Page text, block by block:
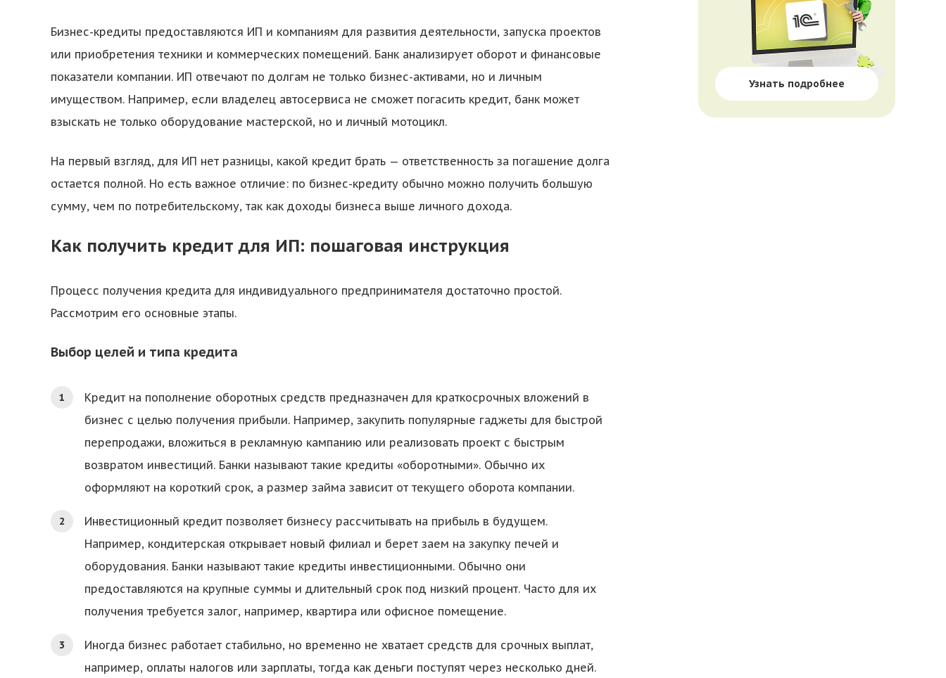
Бизнес-кредиты предоставляются ИП и компаниям для развития деятельности, запуска проектов
или приобретения техники и коммерческих помещений. Банк анализирует оборот и финансовые
показатели компании. ИП отвечают по долгам не только бизнес-активами, но и личным
имуществом. Например, если владелец автосервиса не сможет погасить кредит, банк может
взыскать не только оборудование мастерской, но и личный мотоцикл.
На первый взгляд, для ИП нет разницы, какой кредит брать — ответственность за погашение долга
остается полной. Но есть важное отличие: по бизнес-кредиту обычно можно получить большую
сумму, чем по потребительскому, так как доходы бизнеса выше личного дохода.
Как получить кредит для ИП: пошаговая инструкция
Процесс получения кредита для индивидуального предпринимателя достаточно простой.
Рассмотрим его основные этапы.
Выбор целей и типа кредита
Кредит на пополнение оборотных средств предназначен для краткосрочных вложений в
бизнес с целью получения прибыли. Например, закупить популярные гаджеты для быстрой
перепродажи, вложиться в рекламную кампанию или реализовать проект с быстрым
возвратом инвестиций. Банки называют такие кредиты «оборотными». Обычно их
оформляют на короткий срок, а размер займа зависит от текущего оборота компании.
Инвестиционный кредит позволяет бизнесу рассчитывать на прибыль в будущем.
Например, кондитерская открывает новый филиал и берет заем на закупку печей и
оборудования. Банки называют такие кредиты инвестиционными. Обычно они
предоставляются на крупные суммы и длительный срок под низкий процент. Часто для их
получения требуется залог, например, квартира или офисное помещение.
Иногда бизнес работает стабильно, но временно не хватает средств для срочных выплат,
например, оплаты налогов или зарплаты, тогда как деньги поступят через несколько дней.
Узнать подробнее